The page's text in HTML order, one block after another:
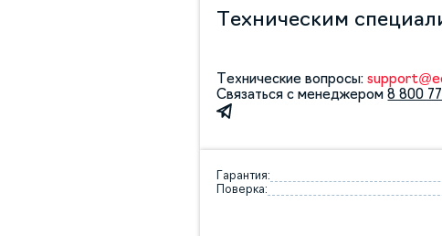
Техническим
Технические вопросы:
Связаться с менеджером8 800
Гарантия:
Поверка: